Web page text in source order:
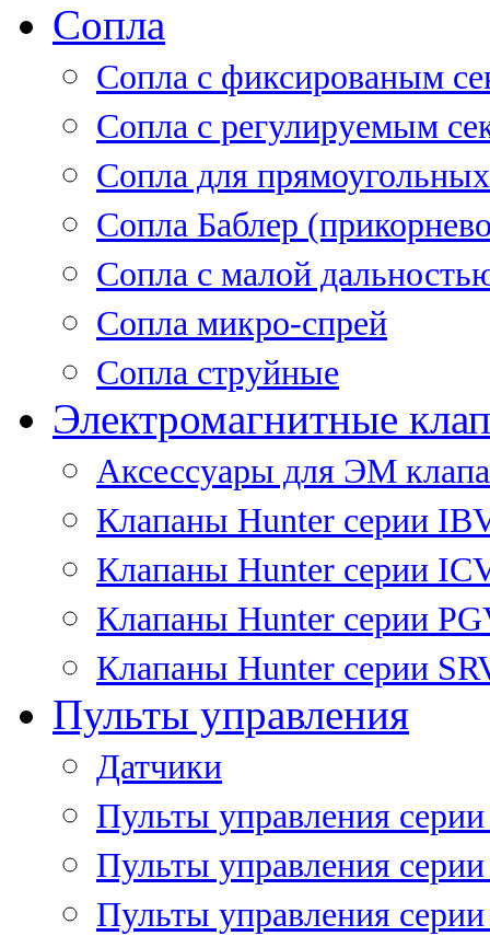
Сопла
Cопла с фиксированым
Сопла с регулируемым
Сопла для
Сопла Баблер
Сопла с малой
Сопла микро-спрей
Сопла струйные
Электромагнитные
Аксессуары для ЭМ
Клапаны Hunter серии
Клапаны Hunter серии
Клапаны Hunter серии
Клапаны Hunter серии
Пульты управления
Датчики
Пульты управления
Пульты управления
Пульты управления